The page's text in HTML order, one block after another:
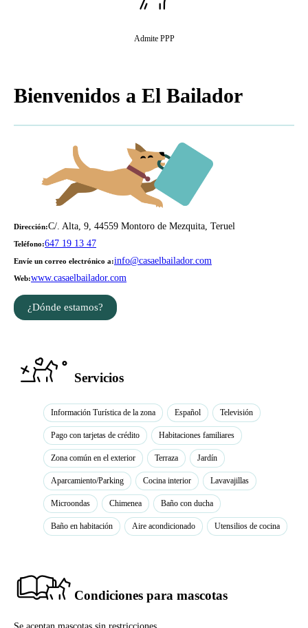
Admite PPP
Bienvenidos a El Bailador
Dirección C/. Alta, 9, 44559 Montoro de Mezquita, Teruel
Teléfono 647 19 13 47
Envíe un correo electrónico a info@casaelbailador.com
Web www.casaelbailador.com
¿Dónde estamos?
Servicios
Información Turística de la zona Español Televisión
Pago con tarjetas de crédito Habitaciones familiares
Zona común en el exterior Terraza Jardín
Aparcamiento/Parking Cocina interior Lavavajillas
Microondas Chimenea Baño con ducha
Baño en habitación Aire acondicionado Utensilios de cocina
Condiciones para mascotas